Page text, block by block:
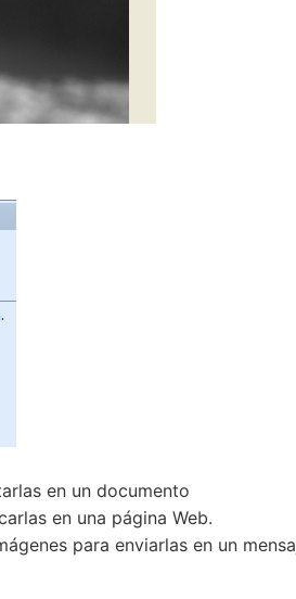
en un documento
en una página Web.
para enviarlas en un